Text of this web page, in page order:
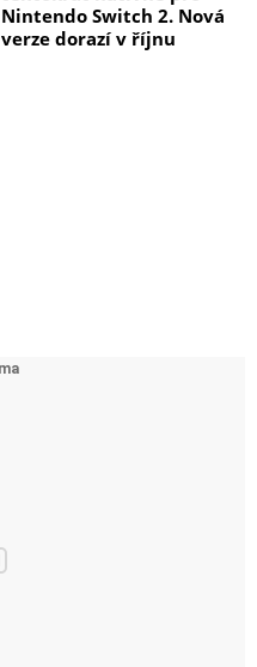
Nintendo Switch 2. Nová
verze dorazí v říjnu